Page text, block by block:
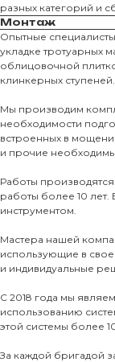
разных категорий и
Монтаж
Опытные
укладке тротуарных
облицовочной
клинкерных ступеней.
Мы производим
необходимости
встроенных в
и прочие
Работы
работы более 10
инструментом.
Мастера нашей
использующие в
и индивидуальные
С 2018 года мы
использованию
этой системы более
За каждой бригадой
О КОМПАНИИ